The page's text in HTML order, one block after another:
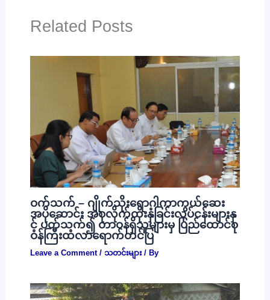
Related Posts
ဝက်သက် – ဂျိုက်သိုးရောဂါကာကွယ်ဆေး
အပိုဆောင်း အစုလိုက်ထိုးနှံခြင်းလုပ်ငန်းများနှ
င့် ပတ်သက်၍ တာဝန်ရှိသူများမှ ပြည်ထောင်စု
ဝန်ကြီးထံလာရောက်တင်ပြ
Leave a Comment / သတင်းများ/ By